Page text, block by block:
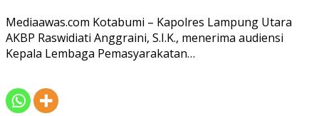
Mediaawas.com Kotabumi – Kapolres Lampung Utara
AKBP Raswidiati Anggraini, S.I.K., menerima audiensi
Kepala Lembaga Pemasyarakatan…